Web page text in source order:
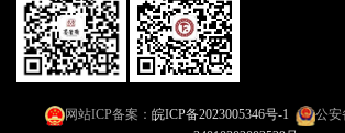
网站ICP备案： 皖ICP备2023005346号-1 公安